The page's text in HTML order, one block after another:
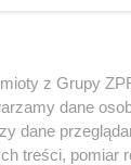
z Grupy
dane
dane
treści, pomiar